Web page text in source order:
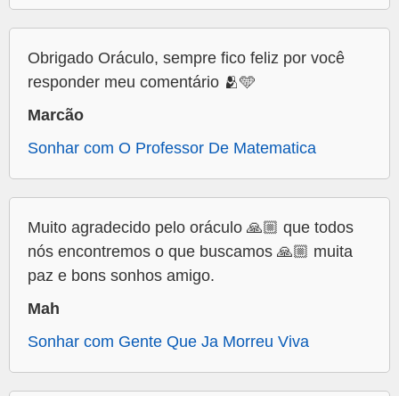
Obrigado Oráculo, sempre fico feliz por você
responder meu comentário 🫂🩵
Marcão
Sonhar com O Professor De Matematica
Muito agradecido pelo oráculo 🙏🏼 que todos
nós encontremos o que buscamos 🙏🏼 muita
paz e bons sonhos amigo.
Mah
Sonhar com Gente Que Ja Morreu Viva